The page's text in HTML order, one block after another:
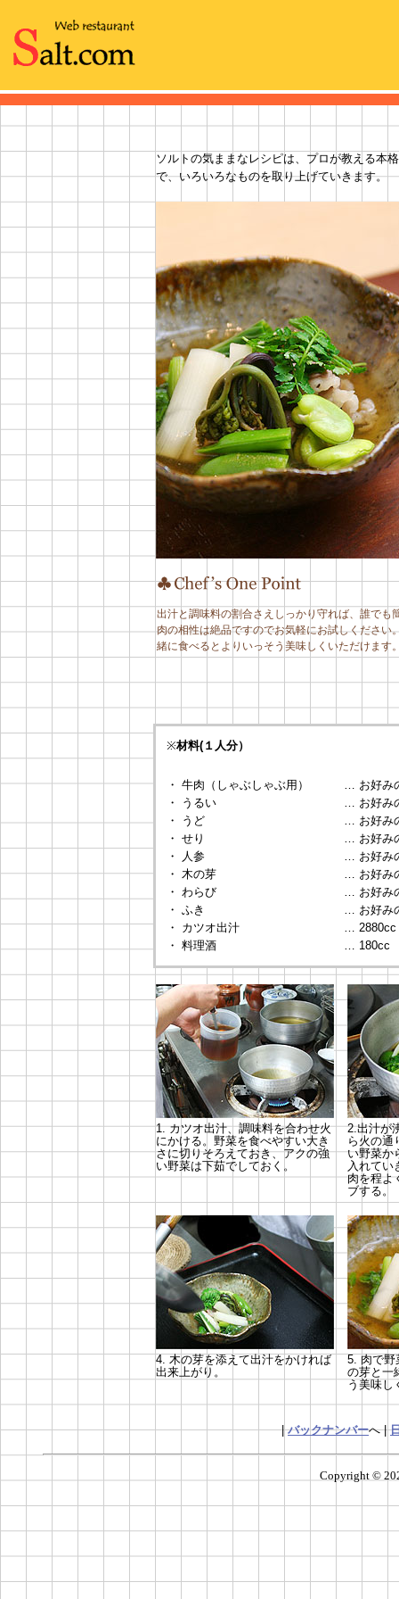
ソルトの気ままなレシピは、プロが教える本
で、いろいろなものを取り上げていきます。
出汁と調味料の割合さえしっかり守れば、誰でも
肉の相性は絶品ですのでお気軽にお試しください
緒に食べるとよりいっそう美味しくいただけます
※材料(１人分）
・ 牛肉（しゃぶしゃぶ用）
・ うるい
・ うど
・ せり
・ 人参
・ 木の芽
・ わらび
・ ふき
・ カツオ出汁
・ 料理酒
… お好み
… お好み
… お好み
… お好み
… お好み
… お好み
… お好み
… お好み
… 2880cc
… 180cc
1. カツオ出汁、調味料を合わせ火
にかける。野菜を食べやすい大き
さに切りそろえておき、アクの強
い野菜は下茹でしておく。
2.出汁が
ら火の通
い野菜か
入れてい
肉を程よ
ブする。
4. 木の芽を添えて出汁をかければ
出来上がり。
5. 肉で野
の芽と一
う美味し
|バックナンバーへ |
Copyright ©